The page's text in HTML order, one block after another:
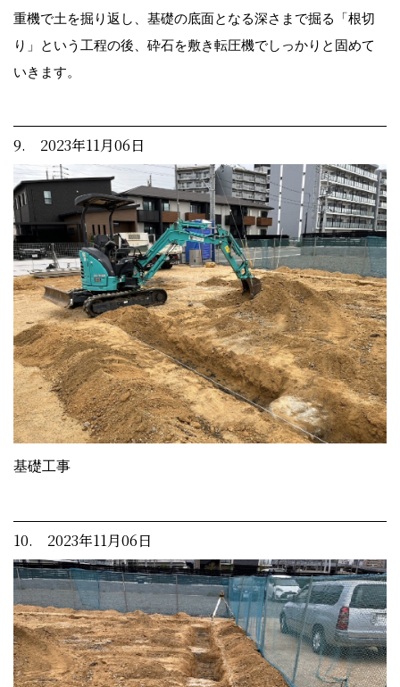
重機で土を掘り返し、基礎の底面となる深さまで掘る「根切
り」という工程の後、砕石を敷き転圧機でしっかりと固めて
いきます。
9. 2023年11月06日
基礎工事
10. 2023年11月06日